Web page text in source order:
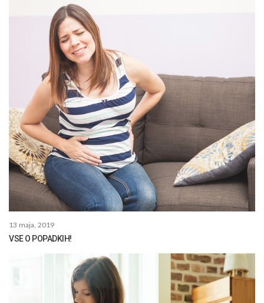
13 maja, 2019
VSE O POPADKIH!